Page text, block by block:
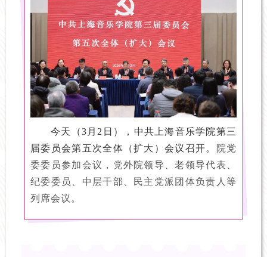
今天（3月2日），中共上海音乐学院第三
届委员会第五次全体（扩大）会议召开。
院党
委委员参加会议，党外院领导、老领导代表、
纪委委员、中层干部、民主党派团体负责人等
列席会议。